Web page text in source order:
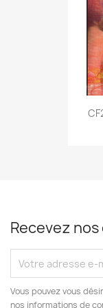
Recevez
Vous pouvez vous
nos informations de